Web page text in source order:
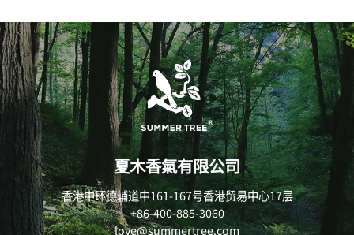
夏木香氣有限公司
香港中环德辅道中161-167号香港贸易中心17层
+86-400-885-3060
love@summertree.com